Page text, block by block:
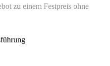
zu einem Festpreis ohne